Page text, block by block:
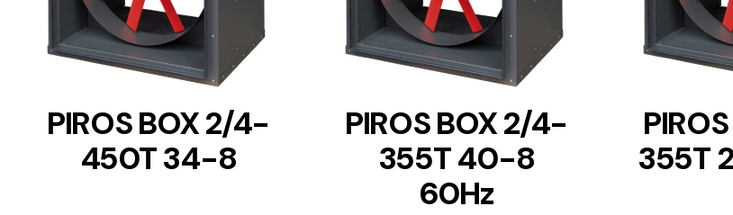
PIROS BOX 2/4-
450T 34-8
PIROS BOX 2/4-
355T 40-8
60Hz
355T